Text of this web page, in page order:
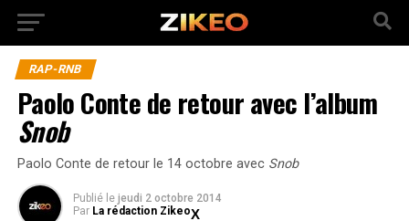
RAP-RNB
Paolo Conte de retour avec l’album
Snob
Paolo Conte de retour le 14 octobre avec Snob
Publié le jeudi 2 octobre 2014
Par La rédaction Zikeo